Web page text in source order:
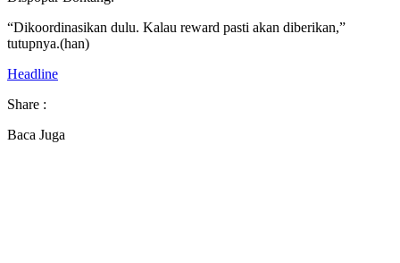
“Dikoordinasikan dulu. Kalau reward pasti akan diberikan,”
tutupnya.(han)
Headline
Share :
Baca Juga